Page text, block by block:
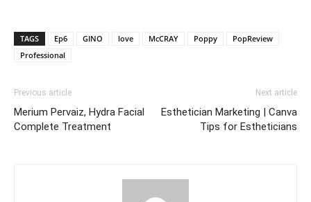
TAGS Ep6 GINO love McCRAY Poppy
PopReview
Professional
Previous article
Merium Pervaiz, Hydra Facial
Complete Treatment
Next article
Esthetician Marketing | Canva
Tips for Estheticians